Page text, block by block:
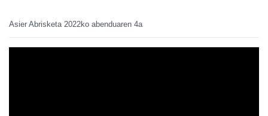
Asier Abrisketa 2022ko abenduaren 4a